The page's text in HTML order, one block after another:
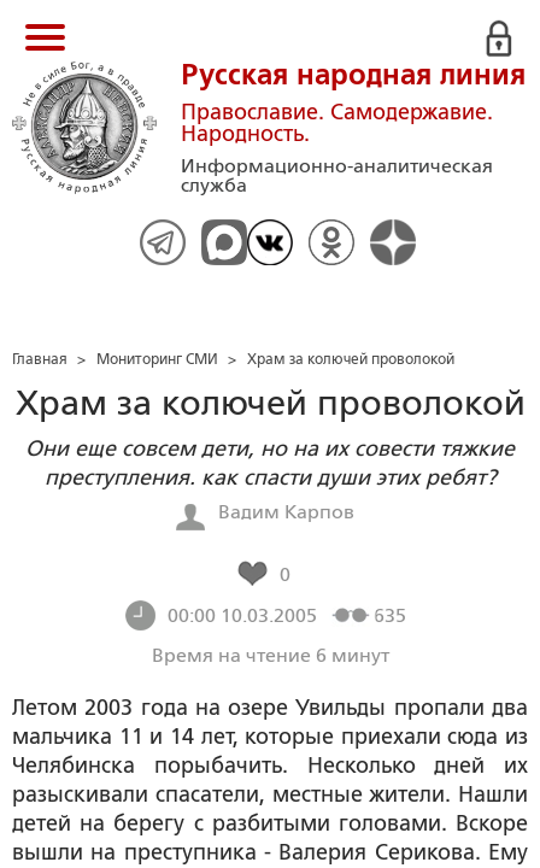
Русская народная линия
Православие. Самодержавие.
Народность.
Информационно-аналитическая
служба
Главная > Мониторинг СМИ > Храм за колючей проволокой
Храм за колючей проволокой
Они еще совсем дети, но на их совести тяжкие
преступления. как спасти души этих ребят?
Вадим Карпов
0
00:00 10.03.2005
635
Время на чтение 6 минут
Летом 2003 года на озере Увильды пропали два
мальчика 11 и 14 лет, которые приехали сюда из
Челябинска порыбачить. Несколько дней их
разыскивали спасатели, местные жители. Нашли
детей на берегу с разбитыми головами. Вскоре
вышли на преступника - Валерия Серикова. Ему